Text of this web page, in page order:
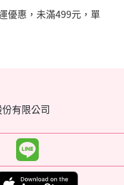
優惠，未滿499元，單
有限公司